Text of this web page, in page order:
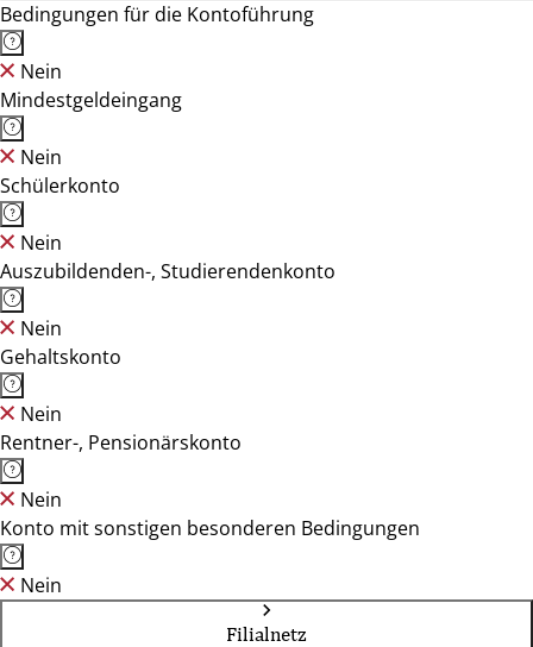
Bedingungen für die Kontoführung
Nein
Mindestgeldeingang
Nein
Schülerkonto
Nein
Auszubildenden-, Studierendenkonto
Nein
Gehaltskonto
Nein
Rentner-, Pensionärskonto
Nein
Konto mit sonstigen besonderen Bedingungen
Nein
Filialnetz